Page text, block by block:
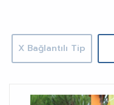
X Bağlantılı Tip